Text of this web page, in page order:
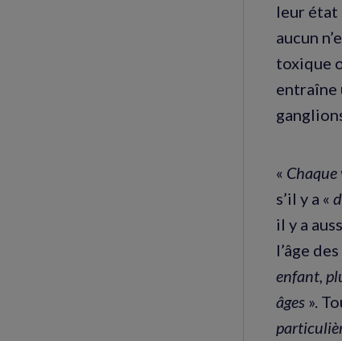
leur état
aucun
toxique
entraîne
« Chaque
s’il y a «
il y a
l’âge
enfant,
âges ».